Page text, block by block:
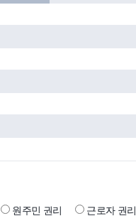
원주민 권리 근로자 권리